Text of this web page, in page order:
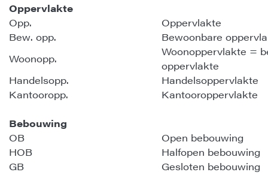
Oppervlakte
Opp.
Oppervlakte
Bew. opp.
Bewoonbare
Woonopp.
Woonoppervlakte =
oppervlakte
Handelsopp.
Handelsoppervlakte
Kantooropp.
Kantooroppervlakte
Bebouwing
OB
Open bebouwing
HOB
Halfopen bebouwing
GB
Gesloten bebouwing